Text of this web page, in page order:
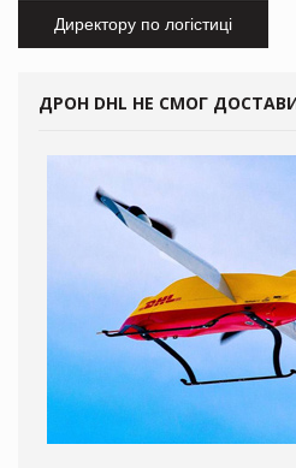
Директору по логістиці
ДРОН DHL НЕ СМОГ